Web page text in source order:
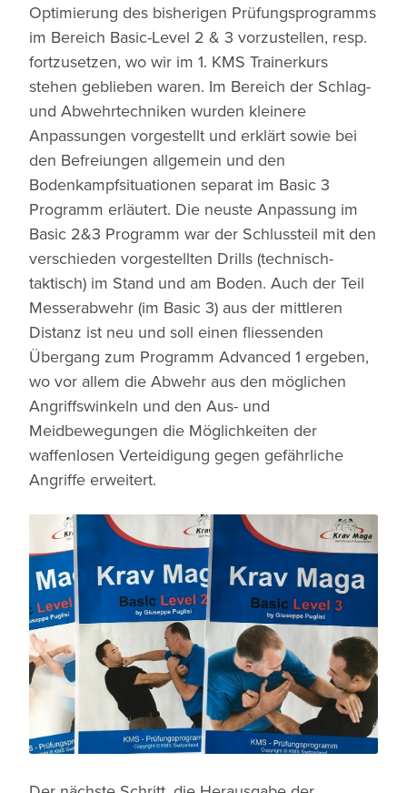
Optimierung des bisherigen Prüfungsprogramms
im Bereich Basic-Level 2 & 3 vorzustellen, resp.
fortzusetzen, wo wir im 1. KMS Trainerkurs
stehen geblieben waren. Im Bereich der Schlag-
und Abwehrtechniken wurden kleinere
Anpassungen vorgestellt und erklärt sowie bei
den Befreiungen allgemein und den
Bodenkampfsituationen separat im Basic 3
Programm erläutert. Die neuste Anpassung im
Basic 2&3 Programm war der Schlussteil mit den
verschieden vorgestellten Drills (technisch-
taktisch) im Stand und am Boden. Auch der Teil
Messerabwehr (im Basic 3) aus der mittleren
Distanz ist neu und soll einen fliessenden
Übergang zum Programm Advanced 1 ergeben,
wo vor allem die Abwehr aus den möglichen
Angriffswinkeln und den Aus- und
Meidbewegungen die Möglichkeiten der
waffenlosen Verteidigung gegen gefährliche
Angriffe erweitert.